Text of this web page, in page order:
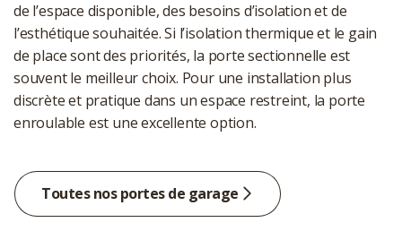
de l’espace disponible, des besoins d’isolation et de
l’esthétique souhaitée. Si l’isolation thermique et le gain
de place sont des priorités, la porte sectionnelle est
souvent le meilleur choix. Pour une installation plus
discrète et pratique dans un espace restreint, la porte
enroulable est une excellente option.
Toutes nos portes de garage